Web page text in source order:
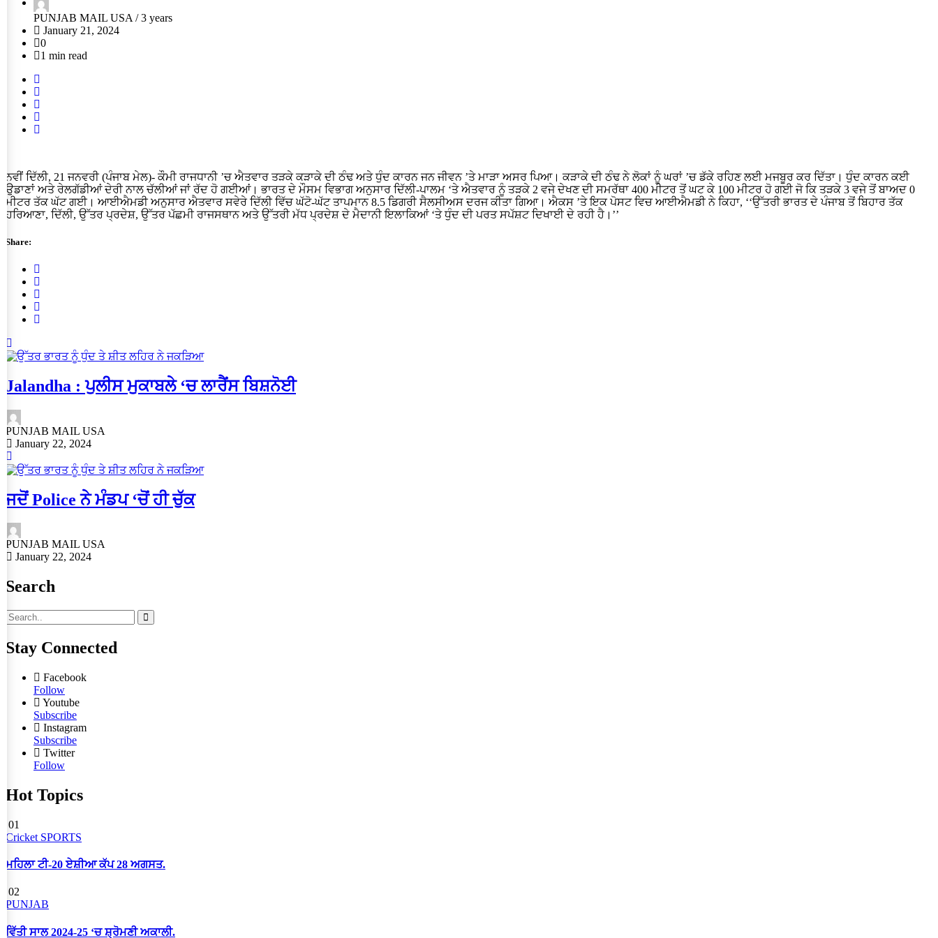
PUNJAB MAIL USA /3 years
January 21, 2024
0
1 min read
ਨਵੀਂ ਦਿੱਲੀ, 21 ਜਨਵਰੀ (ਪੰਜਾਬ ਮੇਲ)- ਕੌਮੀ ਰਾਜਧਾਨੀ ’ਚ ਐਤਵਾਰ ਤੜਕੇ ਕੜਾਕੇ ਦੀ ਠੰਢ ਅਤੇ ਧੁੰਦ ਕਾਰਨ ਜਨ ਜੀਵਨ ’ਤੇ ਮਾੜਾ ਅਸਰ ਪਿਆ। ਕੜਾਕੇ ਦੀ ਠੰਢ ਨੇ ਲੋਕਾਂ ਨੂੰ ਘਰਾਂ ’ਚ ਡੱਕੇ ਰਹਿਣ ਲਈ ਮਜਬੂਰ ਕਰ ਦਿੱਤਾ। ਧੁੰਦ ਕਾਰਨ ਕਈ
ਉਡਾਣਾਂ ਅਤੇ ਰੇਲਗੱਡੀਆਂ ਦੇਰੀ ਨਾਲ ਚੱਲੀਆਂ ਜਾਂ ਰੱਦ ਹੋ ਗਈਆਂ। ਭਾਰਤ ਦੇ ਮੌਸਮ ਵਿਭਾਗ ਅਨੁਸਾਰ ਦਿੱਲੀ-ਪਾਲਮ ‘ਤੇ ਐਤਵਾਰ ਨੂੰ ਤੜਕੇ 2 ਵਜੇ ਦੇਖਣ ਦੀ ਸਮਰੱਥਾ 400 ਮੀਟਰ ਤੋਂ ਘਟ ਕੇ 100 ਮੀਟਰ ਹੋ ਗਈ ਜੋ ਕਿ ਤੜਕੇ 3 ਵਜੇ ਤੋਂ ਬਾਅਦ 0
ਮੀਟਰ ਤੱਕ ਘੱਟ ਗਈ। ਆਈਐਮਡੀ ਅਨੁਸਾਰ ਐਤਵਾਰ ਸਵੇਰੇ ਦਿੱਲੀ ਵਿੱਚ ਘੱਟੋ-ਘੱਟ ਤਾਪਮਾਨ 8.5 ਡਿਗਰੀ ਸੈਲਸੀਅਸ ਦਰਜ ਕੀਤਾ ਗਿਆ। ਐਕਸ ’ਤੇ ਇਕ ਪੋਸਟ ਵਿਚ ਆਈਐਮਡੀ ਨੇ ਕਿਹਾ, ‘‘ਉੱਤਰੀ ਭਾਰਤ ਦੇ ਪੰਜਾਬ ਤੋਂ ਬਿਹਾਰ ਤੱਕ
ਹਰਿਆਣਾ, ਦਿੱਲੀ, ਉੱਤਰ ਪ੍ਰਦੇਸ਼, ਉੱਤਰ ਪੱਛਮੀ ਰਾਜਸਥਾਨ ਅਤੇ ਉੱਤਰੀ ਮੱਧ ਪ੍ਰਦੇਸ਼ ਦੇ ਮੈਦਾਨੀ ਇਲਾਕਿਆਂ ‘ਤੇ ਧੁੰਦ ਦੀ ਪਰਤ ਸਪੱਸ਼ਟ ਦਿਖਾਈ ਦੇ ਰਹੀ ਹੈ।’’
Share:
Jalandha : ਪੁਲੀਸ ਮੁਕਾਬਲੇ ‘ਚ ਲਾਰੈਂਸ ਬਿਸ਼ਨੋਈ
PUNJAB MAIL USA
January 22, 2024
ਜਦੋਂ Police ਨੇ ਮੰਡਪ ‘ਚੋਂ ਹੀ ਚੁੱਕ
PUNJAB MAIL USA
January 22, 2024
Search
Stay Connected
Facebook
Follow
Youtube
Subscribe
Instagram
Subscribe
Twitter
Follow
Hot Topics
01
Cricket SPORTS
ਮਹਿਲਾ ਟੀ-20 ਏਸ਼ੀਆ ਕੱਪ 28 ਅਗਸਤ.
02
PUNJAB
ਵਿੱਤੀ ਸਾਲ 2024-25 ‘ਚ ਸ਼੍ਰੋਮਣੀ ਅਕਾਲੀ.